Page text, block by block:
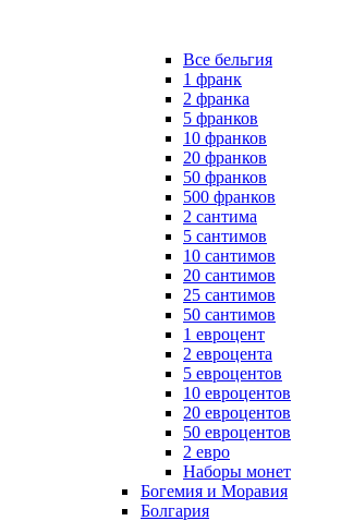
Все бельгия
1 франк
2 франка
5 франков
10 франков
20 франков
50 франков
500 франков
2 сантима
5 сантимов
10 сантимов
20 сантимов
25 сантимов
50 сантимов
1 евроцент
2 евроцента
5 евроцентов
10 евроцентов
20 евроцентов
50 евроцентов
2 евро
Наборы монет
Богемия и Моравия
Болгария